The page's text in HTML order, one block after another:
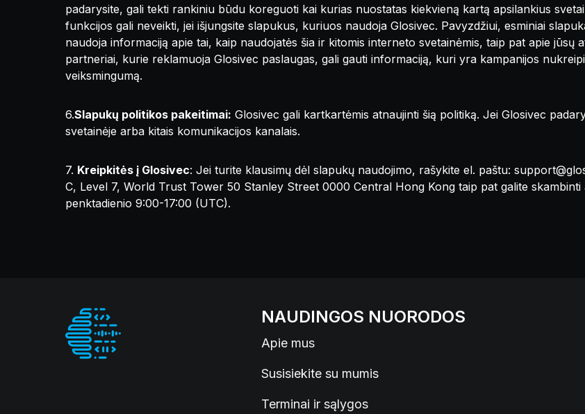
padarysite, gali tekti rankiniu būdu koreguoti kai kurias nuostatas kiekvieną kartą apsilankius
funkcijos gali neveikti, jei išjungsite slapukus, kuriuos naudoja Glosivec. Pavyzdžiui, esminiai
naudoja informaciją apie tai, kaip naudojatės šia ir kitomis interneto svetainėmis, taip pat apie jūsų
partneriai, kurie reklamuoja Glosivec paslaugas, gali gauti informaciją, kuri yra kampanijos
veiksmingumą.
6.Slapukų politikos pakeitimai: Glosivec gali kartkartėmis atnaujinti šią politiką. Jei Glosivec
svetainėje arba kitais komunikacijos kanalais.
7. Kreipkitės į Glosivec: Jei turite klausimų dėl slapukų naudojimo, rašykite el. paštu:
C, Level 7, World Trust Tower 50 Stanley Street 0000 Central Hong Kong taip pat galite
penktadienio 9:00-17:00 (UTC).
NAUDINGOS NUORODOS
Apie mus
Susisiekite su mumis
Terminai ir sąlygos